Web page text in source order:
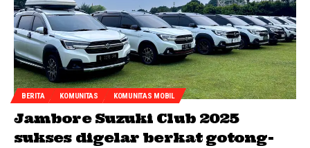
BERITA KOMUNITAS KOMUNITAS MOBIL
Jambore Suzuki Club 2025
sukses digelar berkat gotong-